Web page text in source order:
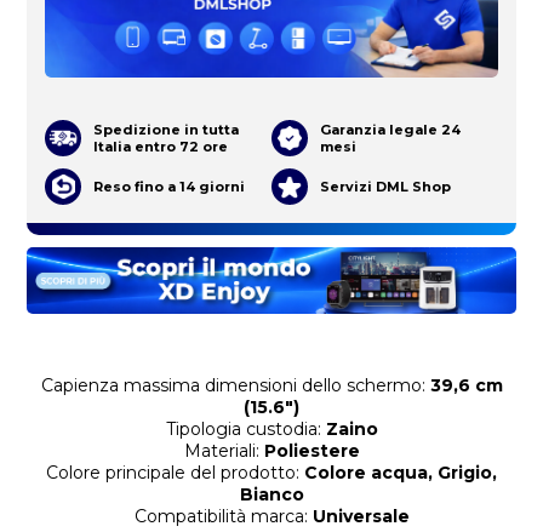
Capienza massima dimensioni dello schermo: 39,6 cm
(15.6")
Tipologia custodia: Zaino
Materiali: Poliestere
Colore principale del prodotto: Colore acqua, Grigio,
Bianco
Compatibilità marca: Universale
Spedizione in tutta
Italia entro 72 ore
Garanzia legale 24
mesi
Reso fino a 14 giorni Servizi DML Shop